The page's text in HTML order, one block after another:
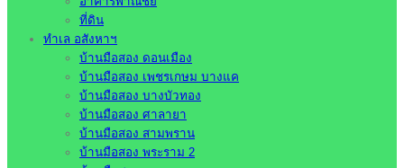
ที่ดิน
ทำเล อสังหาฯ
บ้านมือสอง ดอนเมือง
บ้านมือสอง เพชรเกษม บางแค
บ้านมือสอง บางบัวทอง
บ้านมือสอง ศาลายา
บ้านมือสอง สามพราน
บ้านมือสอง พระราม 2